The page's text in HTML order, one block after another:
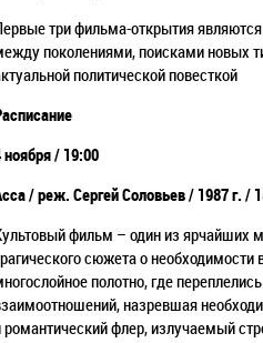
три фильма-открытия
поколениями, поисками новых
политической повесткой
ноября / 19:00
/ реж. Сергей Соловьев / 1987 г. /
фильм – один из ярчайших
сюжета о
полотно, где
назревшая
романтический флер, излучаемый